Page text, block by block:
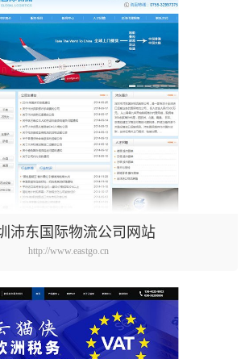
沛东国际物流公司网站
http://www.eastgo.cn